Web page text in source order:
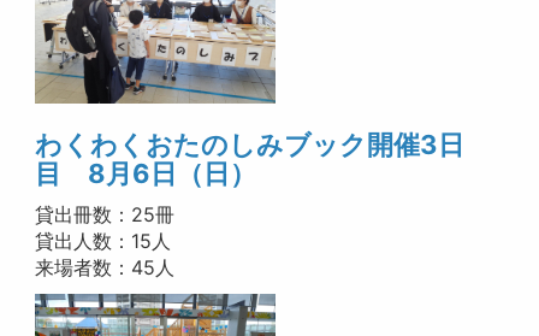
わくわく おたのしみブック開催3日
目 8月6日（日）
貸出冊数：25冊
貸出人数：15人
来場者数：45人